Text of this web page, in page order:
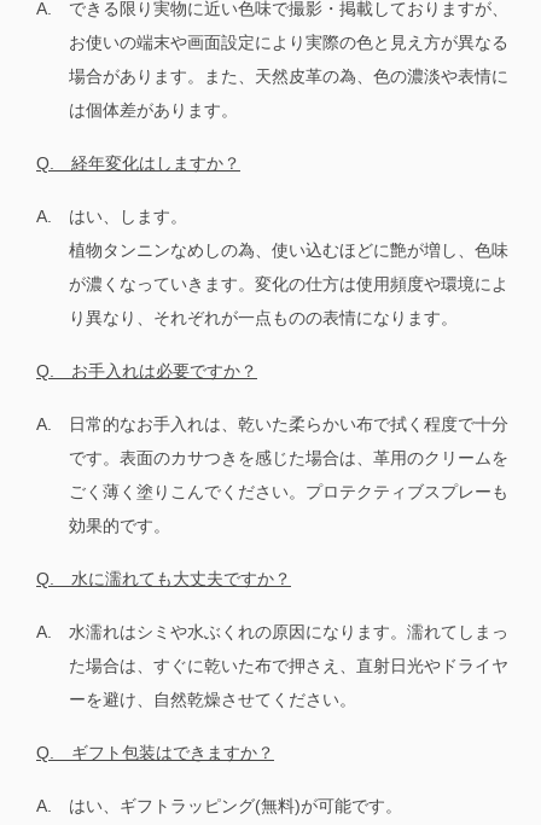
A.
できる限り実物に近い色味で撮影・掲載しておりますが、
お使いの端末や画面設定により実際の色と見え方が異なる
場合があります。また、天然皮革の為、色の濃淡や表情に
は個体差があります。
Q. 経年変化はしますか？
A.
はい、します。
植物タンニンなめしの為、使い込むほどに艶が増し、色味
が濃くなっていきます。変化の仕方は使用頻度や環境によ
り異なり、それぞれが一点ものの表情になります。
Q. お手入れは必要ですか？
A.
日常的なお手入れは、乾いた柔らかい布で拭く程度で十分
です。表面のカサつきを感じた場合は、革用のクリームを
ごく薄く塗りこんでください。プロテクティブスプレーも
効果的です。
Q. 水に濡れても大丈夫ですか？
A.
水濡れはシミや水ぶくれの原因になります。濡れてしまっ
た場合は、すぐに乾いた布で押さえ、直射日光やドライヤ
ーを避け、自然乾燥させてください。
Q. ギフト包装はできますか？
A.
はい、ギフトラッピング(無料)が可能です。